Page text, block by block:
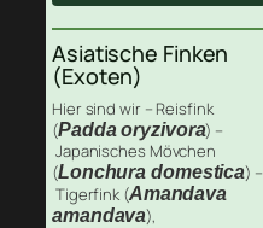
Asiatische Finken
(Exoten)
Hier sind wir – Reisfink
(Padda oryzivora) –
Japanisches Mövchen
(Lonchura domestica) –
Tigerfink (Amandava
amandava),